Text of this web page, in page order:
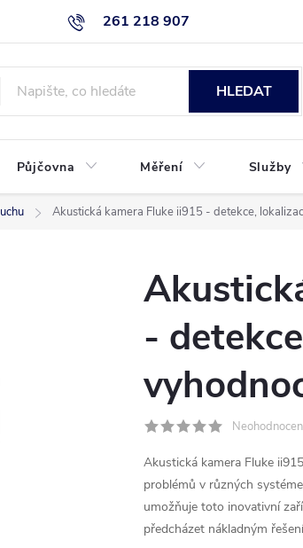
261 218 907
ochrany osobních údajů Uplatnění reklamace
HLEDAT
Půjčovna Měření Služby
Akustická kamera Fluke ii915 - detekce,
-
Akustická kamera Fluke
problémů v různých
umožňuje toto inovativní
předcházet nákladným